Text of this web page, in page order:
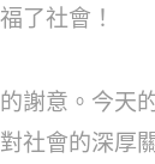
了社會！
謝意。今天
社會的深厚